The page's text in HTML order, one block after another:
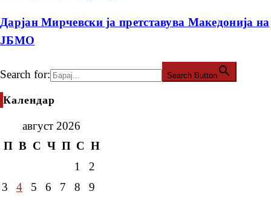
Дарјан Мирчевски ја претставува Македонија на
ЈБМО
Search for: Search Button
Календар
август 2026
П В С Ч П С Н
1
2
3
4 5 6 7 8
9